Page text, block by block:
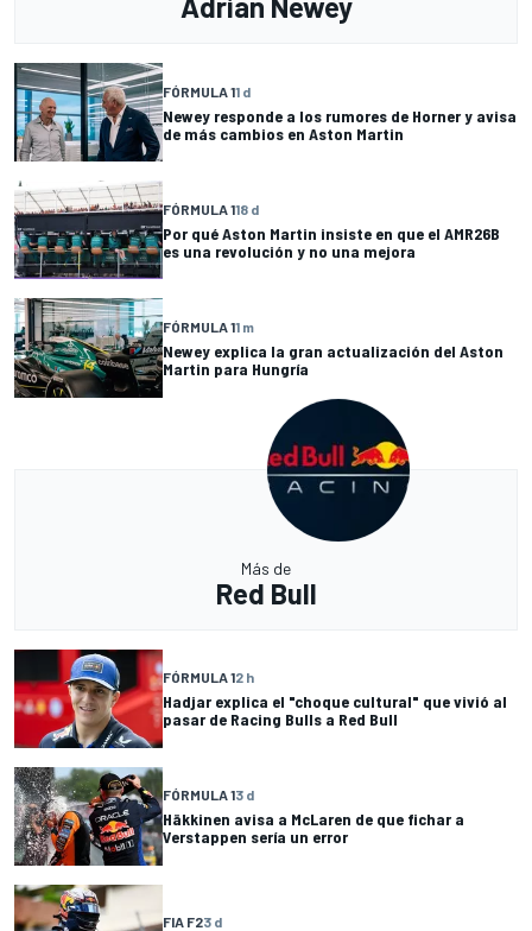
FÓRMULA 11 d
Newey responde a los rumores de Horner y avisa
de más cambios en Aston Martin
FÓRMULA 118 d
Por qué Aston Martin insiste en que el AMR26B
es una revolución y no una mejora
FÓRMULA 11 m
Newey explica la gran actualización del Aston
Martin para Hungría
Más de
Red Bull
FÓRMULA 12 h
Hadjar explica el "choque cultural" que vivió al
pasar de Racing Bulls a Red Bull
FÓRMULA 13 d
Häkkinen avisa a McLaren de que fichar a
Verstappen sería un error
FIA F23 d